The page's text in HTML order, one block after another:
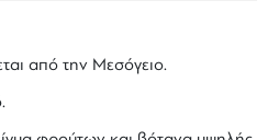
από την Μεσόγειο.